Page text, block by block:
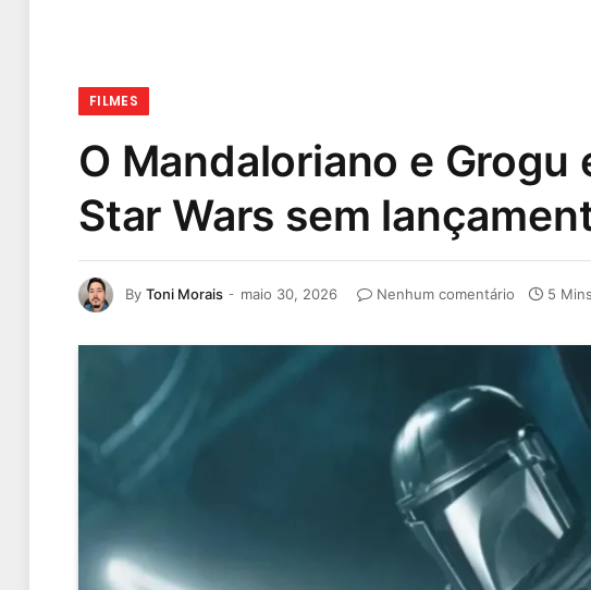
FILMES
O Mandaloriano e
Star Wars sem
By Toni Morais maio 30, 2026 Nenhum comentário 5